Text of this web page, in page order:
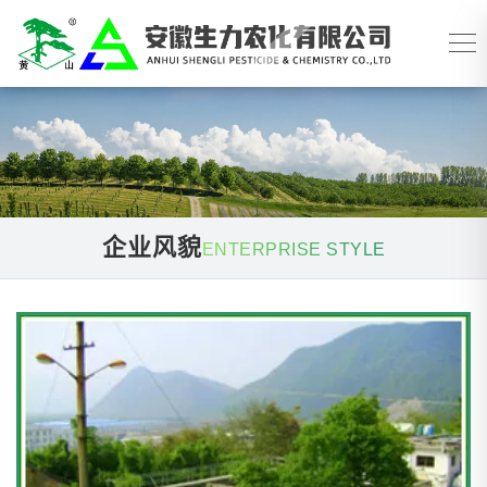
企业风貌ENTERPRISE STYLE